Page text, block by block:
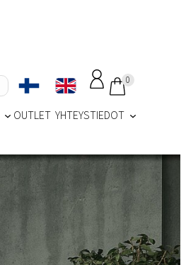
0
OUTLET YHTEYSTIEDOT